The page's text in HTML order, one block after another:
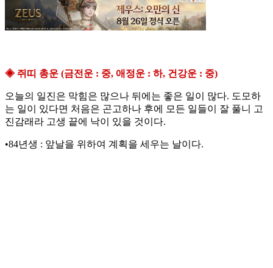
◈ 쥐띠 총운 (금전운 : 중, 애정운 : 하, 건강운 : 중)
오늘의 일진은 막힘은 많으나 뒤에는 좋은 일이 많다. 도모하
는 일이 있다면 처음은 곤고하나 후에 모든 일들이 잘 풀니 고
진감래라 고생 끝에 낙이 있을 것이다.
•84년생 : 앞날을 위하여 계획을 세우는 날이다.